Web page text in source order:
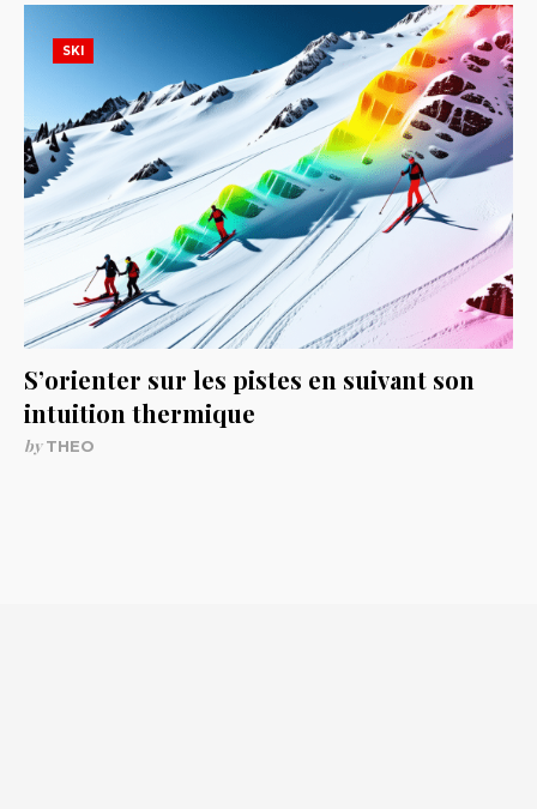
SKI
S’orienter sur les pistes en suivant son
intuition thermique
byTHEO